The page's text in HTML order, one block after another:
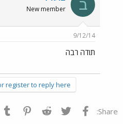
ב New member
9/12/14
תודה רבה
register to reply here.
Share: פייסבוק Twitter
Reddit